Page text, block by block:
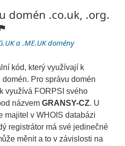
domén .co.uk, .org.
a .ME.UK domény
kód, který využívají k
Pro správu domén
využívá FORPSI svého
názvem GRANSY-CZ. U
majitel v WHOIS databázi
registrátor má své jedinečné
měnit a to v závislosti na